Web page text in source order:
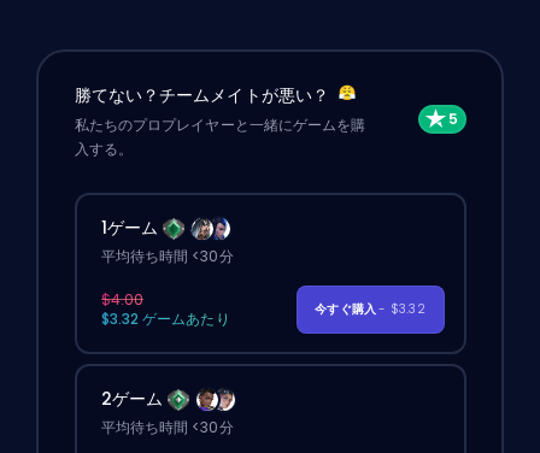
勝てない？チームメイトが悪い？
私たちのプロプレイヤーと一緒にゲームを購
入する。
1ゲーム
平均待ち時間 <30分
$4.00
$3.32 ゲームあたり
今すぐ購入- $3.32
2ゲーム
平均待ち時間 <30分